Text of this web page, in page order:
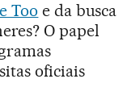
Too e da busca
O papel
oficiais